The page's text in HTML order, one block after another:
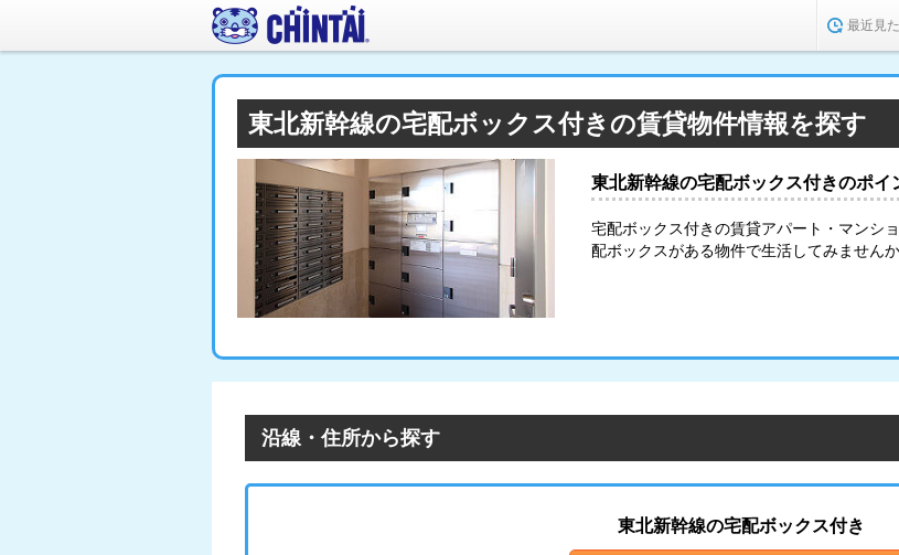
最近見
東北新幹線の宅配ボックス付きの賃貸物件情報を探す
東北新幹線の宅配ボックス付きのポイ
宅配ボックス付きの賃貸アパート・マンシ
配ボックスがある物件で生活してみません
沿線・住所から探す
東北新幹線の宅配ボックス付き